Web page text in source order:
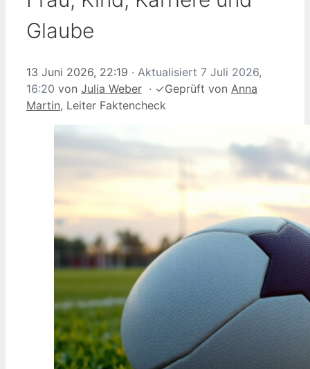
Glaube
13 Juni 2026, 22:19 · Aktualisiert 7 Juli 2026,
16:20 von Julia Weber · ✓Geprüft von Anna
Martin, Leiter Faktencheck